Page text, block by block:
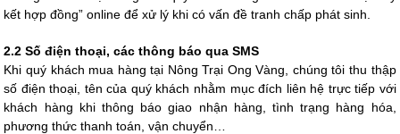
kết hợp đồng” online để xử lý khi có vấn đề tranh chấp phát sinh.
2.2 Số điện thoại, các thông báo qua SMS
Khi quý khách mua hàng tại Nông Trại Ong Vàng , chúng tôi thu thập
số điện thoại, tên của quý khách nhằm mục đích liên hệ trực tiếp với
khách hàng khi thông báo giao nhận hàng, tình trạng hàng hóa,
phương thức thanh toán, vận chuyển…